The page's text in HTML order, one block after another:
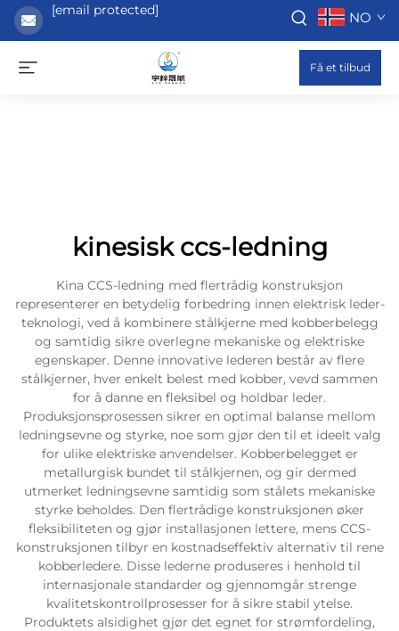
[email protected] NO
Få et tilbud
kinesisk ccs-ledning
Kina CCS-ledning med flertrådig konstruksjon
representerer en betydelig forbedring innen elektrisk leder-
teknologi, ved å kombinere stålkjerne med kobberbelegg
og samtidig sikre overlegne mekaniske og elektriske
egenskaper. Denne innovative lederen består av flere
stålkjerner, hver enkelt belest med kobber, vevd sammen
for å danne en fleksibel og holdbar leder.
Produksjonsprosessen sikrer en optimal balanse mellom
ledningsevne og styrke, noe som gjør den til et ideelt valg
for ulike elektriske anvendelser. Kobberbelegget er
metallurgisk bundet til stålkjernen, og gir dermed
utmerket ledningsevne samtidig som stålets mekaniske
styrke beholdes. Den flertrådige konstruksjonen øker
fleksibiliteten og gjør installasjonen lettere, mens CCS-
konstruksjonen tilbyr en kostnadseffektiv alternativ til rene
kobberledere. Disse lederne produseres i henhold til
internasjonale standarder og gjennomgår strenge
kvalitetskontrollprosesser for å sikre stabil ytelse.
Produktets alsidighet gjør det egnet for strømfordeling,